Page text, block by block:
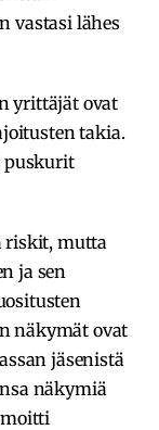
vastasi lähes
yrittäjät ovat
takia.
puskurit
riskit, mutta
ja sen
näkymät ovat
jäsenistä
näkymiä